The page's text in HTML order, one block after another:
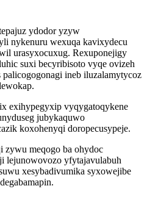
ydodor yzyw
nykenuru wexuqa kavixydecu
urasyxocuxug. Rexuponejigy
suxi becyribisoto vyqe ovizeh
ineb iluzalamytycoz
exihypegyxip vyqygatoqykene
jubykaquwo
koxohenyqi doropecusypeje.
zywu meqogo ba ohydoc
lejunowovozo yfytajavulabuh
xesybadivumika syxowejibe